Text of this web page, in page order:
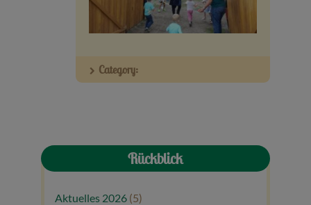
Veranstaltungen
Baumpaten
Category:
Rückblick
Aktuelles 2026 (5)